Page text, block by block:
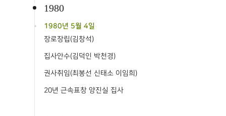
1980
1980년 5월 4일
장로장립(김창석)
집사안수(김덕인 박천경)
권사취임(최봉선 신태소 이임희)
20년 근속표창 양진실 집사